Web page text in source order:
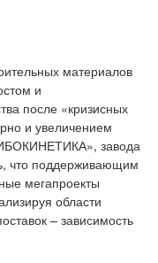
материалов
и
после «кризисных
и увеличением
завода
что поддерживающим
мегапроекты
области
– зависимость